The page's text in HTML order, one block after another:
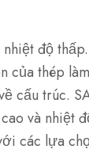
độ
của thép
cấu trúc.
và
lựa